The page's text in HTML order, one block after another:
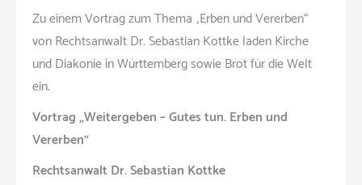
Zu einem Vortrag zum Thema „Erben und Vererben“
von Rechtsanwalt Dr. Sebastian Kottke laden Kirche
und Diakonie in Württemberg sowie Brot für die Welt
ein.
Vortrag „Weitergeben – Gutes tun. Erben und
Vererben“
Rechtsanwalt Dr. Sebastian Kottke